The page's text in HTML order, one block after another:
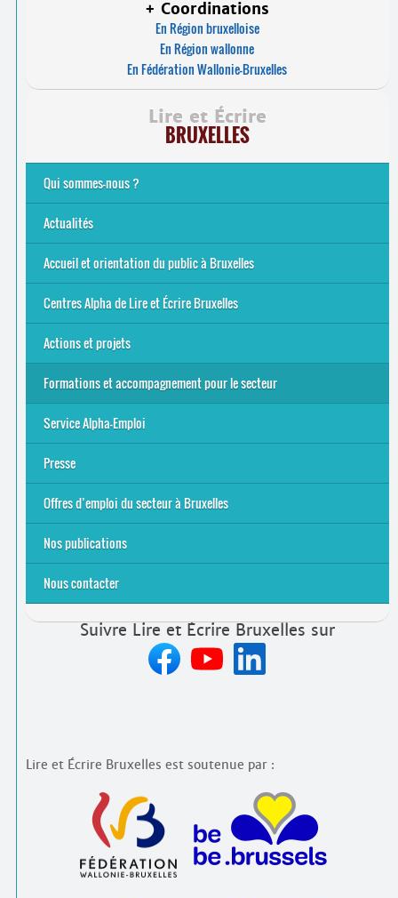
+ Coordinations
En Région bruxelloise
En Région wallonne
En Fédération Wallonie-Bruxelles
Lire et Écrire
BRUXELLES
Qui sommes-nous ?
Analphabétisme et illettrisme
L’alphabétisation populaire
Le mouvement Lire et Écrire
Nos missions
... Tous les articles
Actualités
Offres d’emploi du secteur à Bruxelles
La rentrée 2026-27
Pour être belge à la plage…
A vos agendas ! Alpha bruxellois, mobilise-toi !
Inauguration du Centre Alpha Forest de Lire et Écrire
Bruxelles
... Tous les articles
Accueil et orientation du public à Bruxelles
8 Points Accueil
Publics concernés ?
Que proposons-nous ?
Qui sommes-nous ?
Centres Alpha de Lire et Écrire Bruxelles
Actions et projets
Alpha-Jeux
Arts & Alpha
Jeudis du Cinéma
Le projet Alpha-TIC
Notre projet FSE
Tac-TIC Emploi
Formations et accompagnement pour le secteur
S’initier
Se former
Se rencontrer
Être accompagné·e
Service Alpha-Emploi
Équipe et contacts
Accompagnement individuel
Accompagnement collectif
Folder Service Alpha-Emploi
Presse
2021
2024
2025
Offres d’emploi du secteur à Bruxelles
Emplois rémunérés
Bénévolat
Candidature spontanée à Lire et Écrire Bruxelles
Nos publications
Nous contacter
Suivre Lire et Écrire Bruxelles sur
Lire et Écrire Bruxelles est soutenue par :